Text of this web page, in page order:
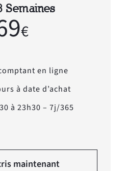
Semaines
€
en ligne
à date d’achat
à 23h30 – 7j/365
maintenant